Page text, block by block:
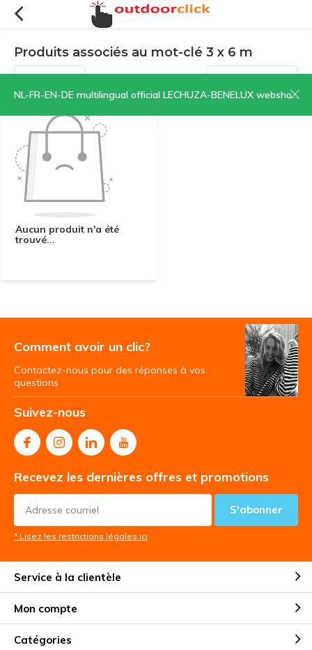
NL-FR-EN-DE multilingual official LECHUZA-BENELUX webshop | CLICK HERE NOW!
Produits associés au mot-clé 3 x 6 m
Filtres Trier par:
Aucun produit n'a été
trouvé...
Comment avoir un clic?
Contactez-nous pour des réponses à vos
questions
Suivez-nous
Recevez les dernières offres et promotions
S'abonner
* Lisez les restrictions légales ici
Service à la clientèle
Mon compte
Catégories